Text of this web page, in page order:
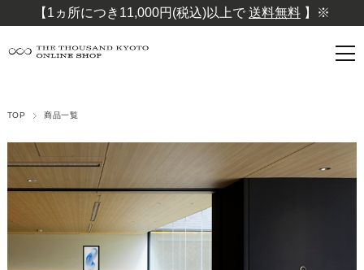
【1ヵ所につき11,000円(税込)以上で 送料無料 】※
TOP 商品一覧